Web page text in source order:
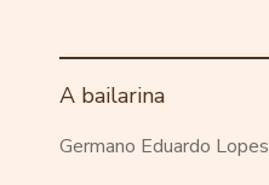
A bailarina
Germano Eduardo Lopes